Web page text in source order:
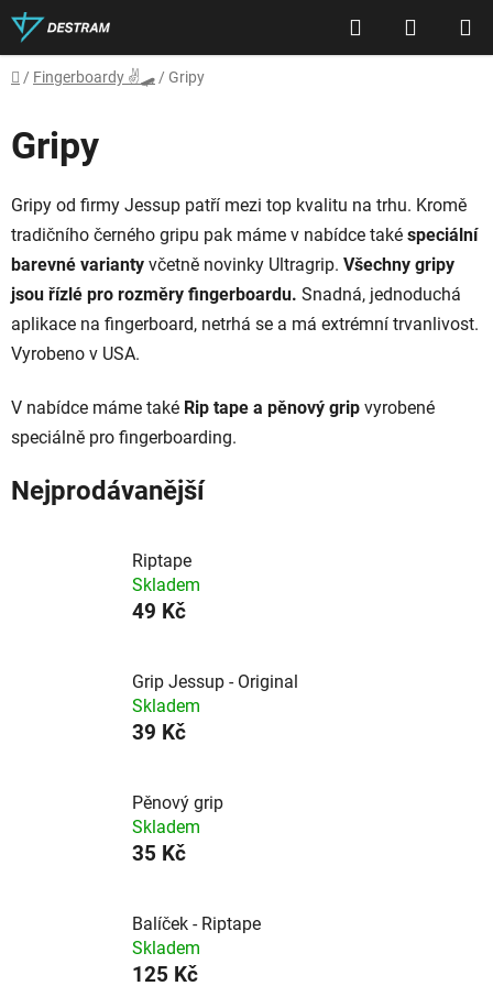
Přejít
na
obsah
Hledat
KOŠÍK
Domů
/ Fingerboardy ✌🛹 / Gripy
Gripy
Gripy od firmy Jessup patří mezi top kvalitu na trhu. Kromě
tradičního černého gripu pak máme v nabídce také speciální
barevné varianty včetně novinky Ultragrip. Všechny gripy
jsou řízlé pro rozměry fingerboardu. Snadná, jednoduchá
aplikace na fingerboard, netrhá se a má extrémní trvanlivost.
Vyrobeno v USA.
V nabídce máme také Rip tape a pěnový grip vyrobené
speciálně pro fingerboarding.
Nejprodávanější
Riptape
Skladem
49 Kč
Grip Jessup - Original
Skladem
39 Kč
Pěnový grip
Skladem
35 Kč
Balíček - Riptape
Skladem
125 Kč